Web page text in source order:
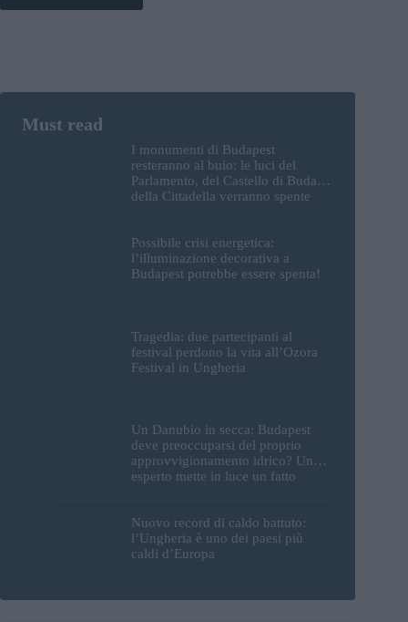
I monumenti di Budapest
resteranno al buio: le luci del
Parlamento, del Castello di Buda e
della Cittadella verranno spente
Possibile crisi energetica:
l’illuminazione decorativa a
Budapest potrebbe essere spenta!
Tragedia: due partecipanti al
festival perdono la vita all’Ozora
Festival in Ungheria
Un Danubio in secca: Budapest
deve preoccuparsi del proprio
approvvigionamento idrico? Un
esperto mette in luce un fatto
Nuovo record di caldo battuto:
l’Ungheria è uno dei paesi più
caldi d’Europa